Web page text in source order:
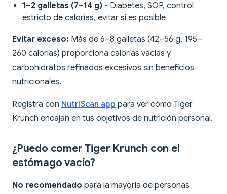
1–2 galletas (7–14 g) - Diabetes, SOP, control
estricto de calorías, evitar si es posible
Evitar exceso: Más de 6–8 galletas (42–56 g, 195–
260 calorías) proporciona calorías vacías y
carbohidratos refinados excesivos sin beneficios
nutricionales.
Registra con NutriScan app para ver cómo Tiger
Krunch encajan en tus objetivos de nutrición personal.
¿Puedo comer Tiger Krunch con el
estómago vacío?
No recomendado para la mayoría de personas